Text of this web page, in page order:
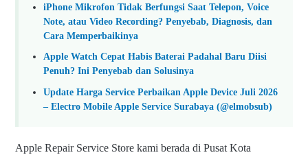
iPhone Mikrofon Tidak Berfungsi Saat Telepon, Voice
Note, atau Video Recording? Penyebab, Diagnosis, dan
Cara Memperbaikinya
Apple Watch Cepat Habis Baterai Padahal Baru Diisi
Penuh? Ini Penyebab dan Solusinya
Update Harga Service Perbaikan Apple Device Juli 2026
– Electro Mobile Apple Service Surabaya (@elmobsub)
Apple Repair Service Store kami berada di Pusat Kota